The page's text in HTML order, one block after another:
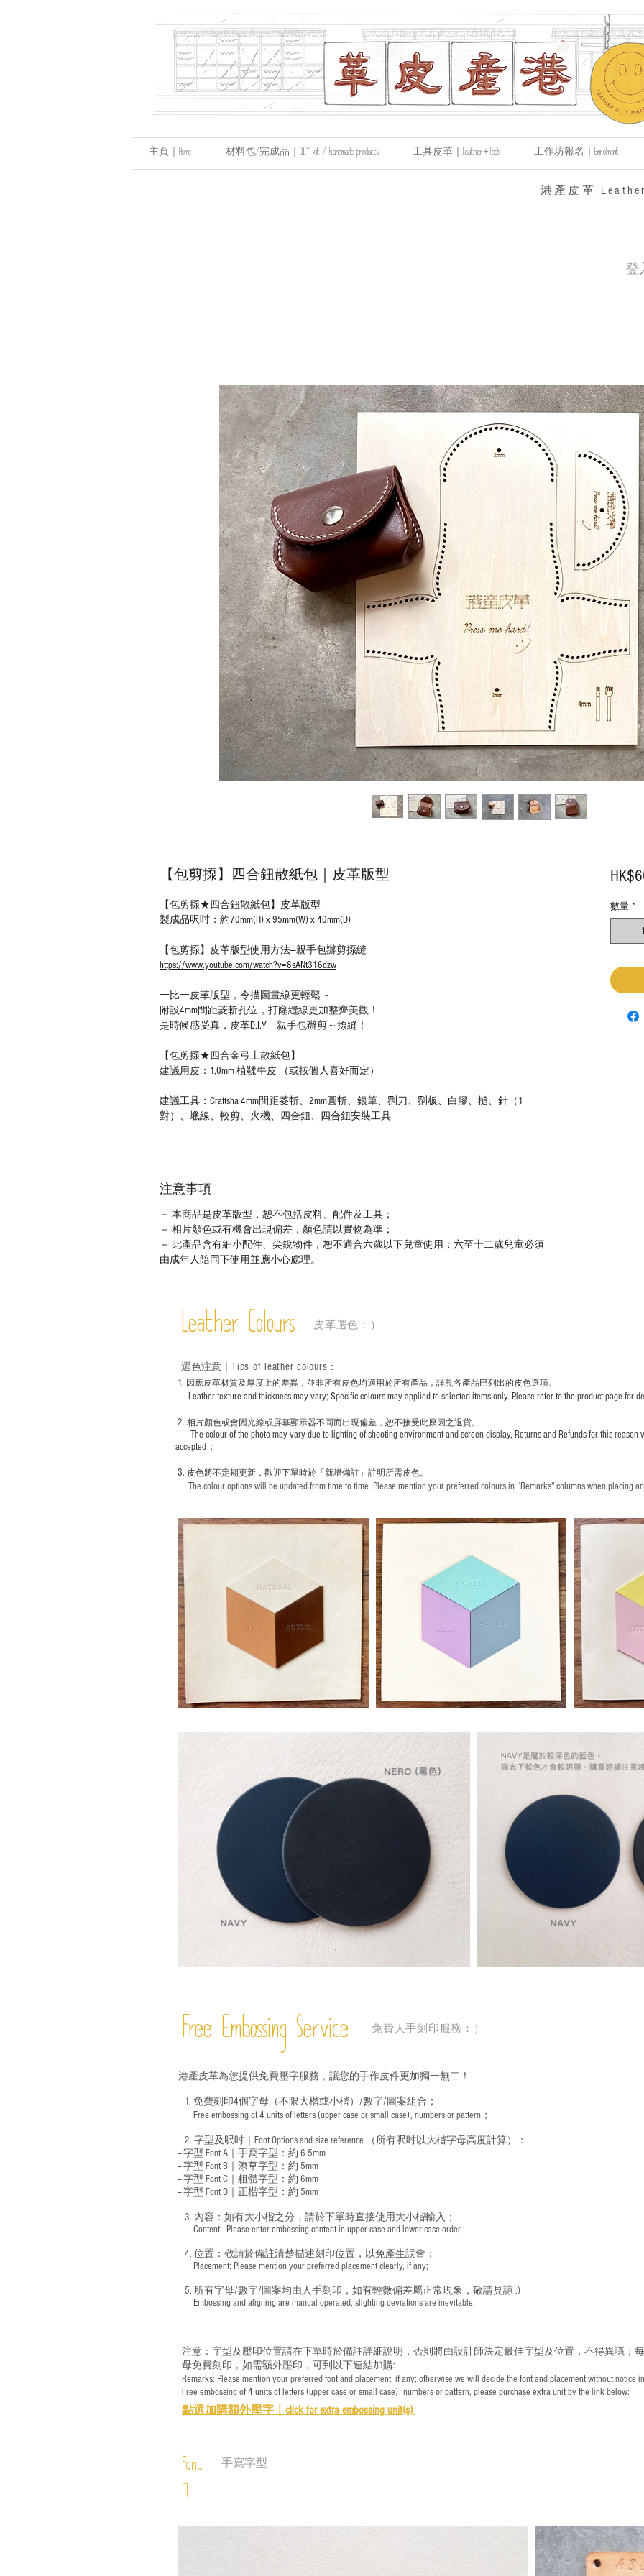
主頁｜Home 材料包/完成品｜DIY kit / handmade products 工具皮革｜Leather+Tools 工作坊報名｜Enrolment
港產皮革
登
【包剪揼】四合鈕散紙包｜皮革版型
【包剪揼★四合鈕散紙包】皮革版型
製成品呎吋：約70mm(H) x 95mm(W) x 40mm(D)
【包剪揼】皮革版型使用方法—親手包辦剪揼縫
https://www.youtube.com/watch?v=8sANt316dzw
一比一皮革版型，令描圖畫線更輕鬆～
附設4mm間距菱斬孔位，打窿縫線更加整齊美觀！
是時候感受真．皮革D.I.Y — 親手包辦剪～揼縫！
【包剪揼★四合金弓土散紙包】
建議用皮：1,0mm 植鞣牛皮 （或按個人喜好而定）
建議工具：Craftsha 4mm間距菱斬、2mm圓斬、銀筆、𠝹刀、𠝹板、白膠、槌、針（1
對）、蠟線、較剪、火機、四合鈕、四合鈕安裝工具
注意事項
－ 本商品是皮革版型，恕不包括皮料、配件及工具；
－ 相片顏色或有機會出現偏差，顏色請以實物為準；
－ 此產品含有細小配件、尖銳物件，恕不適合六歲以下兒童使用；六至十二歲兒童必須
由成年人陪同下使用並應小心處理。
數量 *
Leather Colours 皮革選色：）
1. ​ 因應皮革材質及厚度上的差異，並非所有皮色均適用於所有產品，詳見各產品巳列出的皮色選項。
Leather texture and thickness may vary; Specific colours may applied to selected items only. Please refer to the product page for
2. 相片顏色或會因光線或屏幕顯示器不同而出現偏差，恕不接受此原因之退貨。
The colour of the photo may vary due to lighting of shooting environment and screen display, Returns and Refunds for this reason
accepted；
3. 皮色將不定期更新，歡迎下單時於「新增備註」註明 所需皮色。
The colour options will be updated from time to time. Please mention your preferred colours in “Remarks" columns when placing
選色注意｜ Tips of leather colours ：
Free Embossing Service 免費人手刻印服務：）
港產皮革為您提供免費壓字服務，讓您的手作皮件更加獨一無二！
1. 免費刻印4個字母（不限大楷或小楷）/數字/圖案組合；
Free embossing of 4 units of letters (upper case or small case), numbers or pattern；
2. 字型及呎吋｜ Font Options and size reference
（所有呎吋以大楷字母高度計算）：
-- 字型 Font A｜手寫字型：約 6.5mm
-- 字型 Font B｜潦草字型： 約 5mm
-- 字型 Font C｜粗體字型：約 6mm
-- 字型 Font D｜正楷字型： 約 5mm
3. 內容：如有大小楷之分，請於下單時直接使用大小楷輸入；
​ Content: Please enter embossing content in upper case and lower case order ;
4. 位置：敬請於備註清楚描述刻印位置，以免產生誤會；
​ Placement: Please mention your preferred placement clearly, if any;
5. 所有字母/數字/圖案均由人手刻印，如有輕微偏差屬正常現象，敬請見諒 :)
​ Embossing and aligning are manual operated, slighting deviations are inevitable.
注意：字型及壓印位置請在下單時於備註詳細說明，否則將由設計師決定最佳字型及位置，不得異議；
母免費刻印，如需額外壓印，可到以下連結加購:
Remarks: Please mention your preferred font and placement, if any; otherwise we will decide the font and placement without notice
Free embossing of 4 units of letters (upper case or small case), numbers or pattern, please purchase extra unit by the link below:
點選加購額外壓字｜ click for extra embossing unit(s)
Font
A
手寫字型